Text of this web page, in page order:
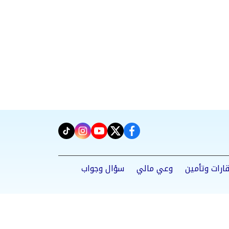
facebook
twitter
youtube
instagram
tiktok
وتأمين وعي مالي سؤال وجواب